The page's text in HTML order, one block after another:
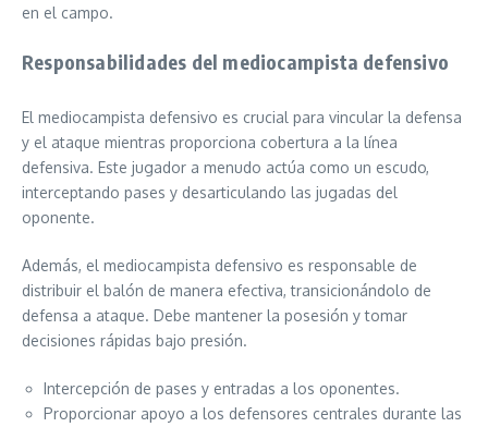
en el campo.
Responsabilidades del mediocampista defensivo
El mediocampista defensivo es crucial para vincular la defensa
y el ataque mientras proporciona cobertura a la línea
defensiva. Este jugador a menudo actúa como un escudo,
interceptando pases y desarticulando las jugadas del
oponente.
Además, el mediocampista defensivo es responsable de
distribuir el balón de manera efectiva, transicionándolo de
defensa a ataque. Debe mantener la posesión y tomar
decisiones rápidas bajo presión.
Intercepción de pases y entradas a los oponentes.
Proporcionar apoyo a los defensores centrales durante las